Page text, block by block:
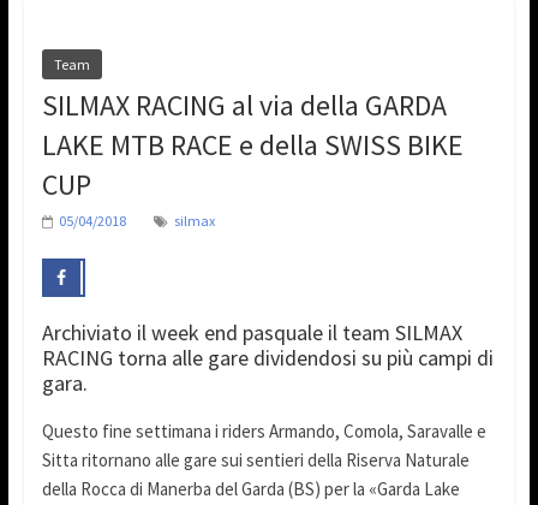
Team
SILMAX RACING al via della GARDA
LAKE MTB RACE e della SWISS BIKE
CUP
05/04/2018 silmax
Archiviato il week end pasquale il team SILMAX
RACING torna alle gare dividendosi su più campi di
gara.
Questo fine settimana i riders Armando, Comola, Saravalle e
Sitta ritornano alle gare sui sentieri della Riserva Naturale
della Rocca di Manerba del Garda (BS) per la «Garda Lake